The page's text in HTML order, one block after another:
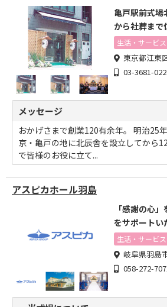
亀戸駅前式場
から社葬まで
会館｜江東区
生活・サービス
東京都江東
03-3681-
メッセージ
おかげさまで創業120有余年。 明治25
京・亀戸の地に北辰舎を設立してから
で皆様のお役に立て...
アスピカホール羽島
「感謝の心
をサポートい
生活・サービス
岐阜県羽島
058-272-